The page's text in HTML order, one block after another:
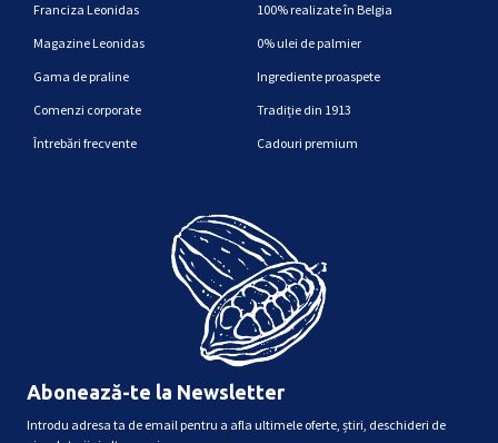
Franciza Leonidas
Magazine Leonidas
Gama de praline
Comenzi corporate
Întrebări frecvente
100% realizate în Belgia
0% ulei de palmier
Ingrediente proaspete
Tradiție din 1913
Cadouri premium
Abonează-te la Newsletter
Introdu adresa ta de email pentru a afla ultimele oferte, știri, deschideri de